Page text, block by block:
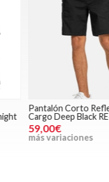
Pantalón Corto Reflex
Cargo Deep Black RE4059
59,00€
más variaciones